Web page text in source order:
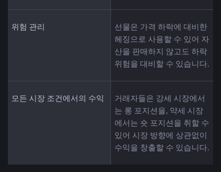
위험 관리
선물은 가격 하락에 대비한
헤징으로 사용할 수 있어 자
산을 판매하지 않고도 하락
위험을 대비할 수 있습니다.
모든 시장 조건에서의 수익
거래자들은 강세 시장에서
는 롱 포지션을, 약세 시장
에서는 숏 포지션을 취할 수
있어 시장 방향에 상관없이
수익을 창출할 수 있습니다.